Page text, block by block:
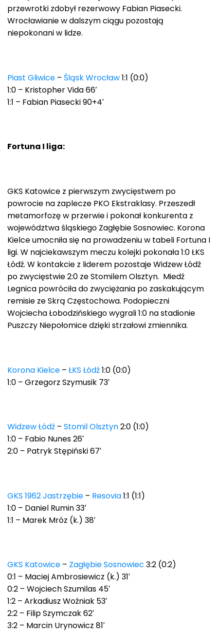
przewrotki zdobył rezerwowy Fabian Piasecki.
Wrocławianie w dalszym ciągu pozostają
niepokonani w lidze.
Piast Gliwice – Śląsk Wrocław1:1 (0:0)
1:0 – Kristopher Vida 66′
1:1 – Fabian Piasecki 90+4′
Fortuna I liga:
GKS Katowice z pierwszym zwycięstwem po
powrocie na zaplecze PKO Ekstraklasy. Przeszedł
metamorfozę w przerwie i pokonał konkurenta z
województwa śląskiego Zagłębie Sosnowiec. Korona
Kielce umocniła się na prowadzeniu w tabeli Fortuna I
ligi. W najciekawszym meczu kolejki pokonała 1:0 ŁKS
Łódź. W kontakcie z liderem pozostaje Widzew Łódź
po zwycięstwie 2:0 ze Stomilem Olsztyn. Miedź
Legnica powróciła do zwyciężania po zaskakującym
remisie ze Skrą Częstochowa. Podopieczni
Wojciecha Łobodzińskiego wygrali 1:0 na stadionie
Puszczy Niepołomice dzięki strzałowi zmiennika.
Korona Kielce – ŁKS Łódź1:0 (0:0)
1:0 – Grzegorz Szymusik 73′
Widzew Łódź – Stomil Olsztyn2:0 (1:0)
1:0 – Fabio Nunes 26′
2:0 – Patryk Stępiński 67′
GKS 1962 Jastrzębie – Resovia1:1 (1:1)
1:0 – Daniel Rumin 33′
1:1 – Marek Mróz (k.) 38′
GKS Katowice – Zagłębie Sosnowiec 3:2 (0:2)
0:1 – Maciej Ambrosiewicz (k.) 31′
0:2 – Wojciech Szumilas 45′
1:2 – Arkadiusz Woźniak 53′
2:2 – Filip Szymczak 62′
3:2 – Marcin Urynowicz 81′